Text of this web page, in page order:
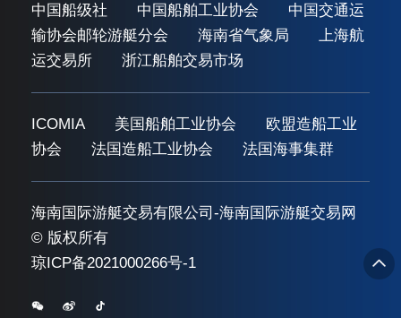
中国船级社
中国船舶工业协会
中国交通运
输协会邮轮游艇分会
海南省气象局
上海航
运交易所
浙江船舶交易市场
ICOMIA 美国船舶工业协会
欧盟造船工业
协会
法国造船工业协会 法国海事集群
海南国际游艇交易有限公司-海南国际游艇交易网
© 版权所有
琼ICP备2021000266号-1